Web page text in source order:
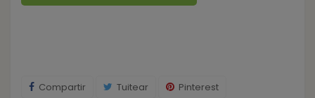
Compartir Tuitear Pinterest